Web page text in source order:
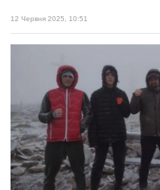
ZONE 18+
Політика конфіденційності
12 Червня 2025, 10:51